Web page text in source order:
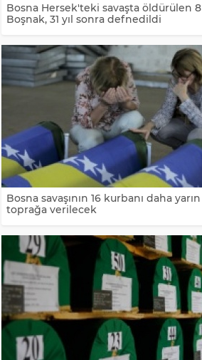
Bosna Hersek'teki savaşta öldürülen 8
Boşnak, 31 yıl sonra defnedildi
Bosna savaşının 16 kurbanı daha yarın
toprağa verilecek